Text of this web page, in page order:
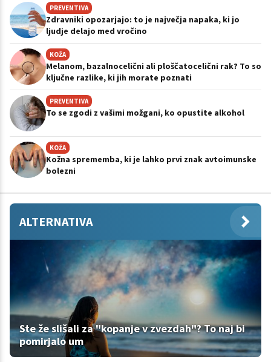
PREVENTIVA
Zdravniki opozarjajo: to je največja napaka, ki jo
ljudje delajo med vročino
KOŽA
Melanom, bazalnocelični ali ploščatocelični rak? To so
ključne razlike, ki jih morate poznati
PREVENTIVA
To se zgodi z vašimi možgani, ko opustite alkohol
KOŽA
Kožna sprememba, ki je lahko prvi znak avtoimunske
bolezni
ALTERNATIVA
Ste že slišali za "kopanje v zvezdah"? To naj bi
pomirjalo um